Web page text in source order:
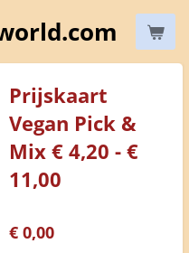
Prijskaart
Vegan Pick &
Mix € 4,20 - €
11,00
€ 0,00